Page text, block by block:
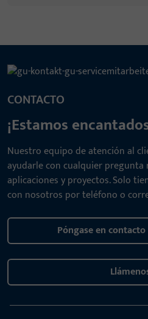
CONTACTO
¡Estamos
Nuestro equipo de atención al
ayudarle con cualquier
aplicaciones y proyectos. Solo
con nosotros por teléfono o
Póngase en